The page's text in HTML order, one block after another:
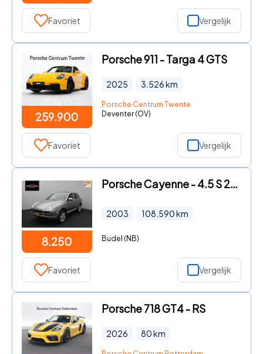
Favoriet Vergelijk
259.900
Porsche 911 - Targa 4 GTS
2025 3.526km
Porsche Centrum Twente
Deventer (OV)
Favoriet Vergelijk
8.250
Porsche Cayenne - 4.5 S 2003 | Schuifkantel Dak | Airco | Achterruitrij Camera
2003 108.590km
Budel (NB)
Favoriet Vergelijk
Porsche 718 GT4 - RS
2026 80km